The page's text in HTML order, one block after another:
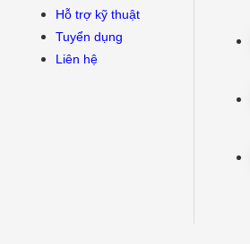
Hỗ trợ kỹ thuật
Tuyển dụng
Liên hệ